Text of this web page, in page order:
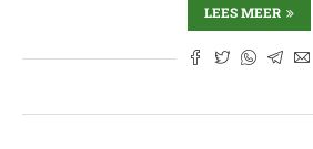
LEES MEER